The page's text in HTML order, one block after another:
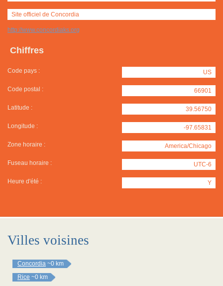
Site officiel de Concordia
http://www.concordiaks.org
Chiffres
Code pays : US
Code postal : 66901
Latitude : 39.56750
Longitude : -97.65831
Zone horaire : America/Chicago
Fuseau horaire : UTC-6
Heure d'été : Y
Villes voisines
Concordia ~0 km
Rice ~0 km